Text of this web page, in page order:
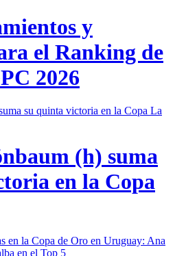
y
el Ranking de
2026
(h) suma
en la Copa